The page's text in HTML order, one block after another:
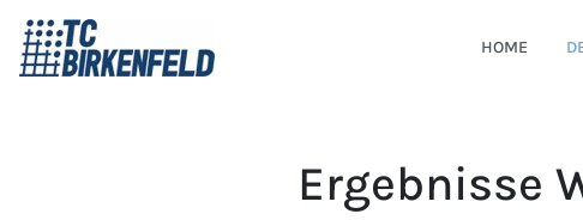
HOME
Ergebnisse